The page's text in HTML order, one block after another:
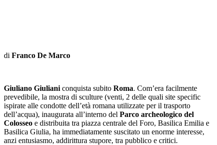
di Franco De Marco
Giuliano Giuliani conquista subito Roma. Com’era facilmente
prevedibile, la mostra di sculture (venti, 2 delle quali site specific
ispirate alle condotte dell’età romana utilizzate per il trasporto
dell’acqua), inaugurata all’interno del Parco archeologico del
Colosseo e distribuita tra piazza centrale del Foro, Basilica Emilia e
Basilica Giulia, ha immediatamente suscitato un enorme interesse,
anzi entusiasmo, addirittura stupore, tra pubblico e critici.